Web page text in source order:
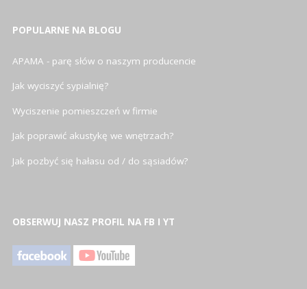
POPULARNE NA BLOGU
APAMA - parę słów o naszym producencie
Jak wyciszyć sypialnię?
Wyciszenie pomieszczeń w firmie
Jak poprawić akustykę we wnętrzach?
Jak pozbyć się hałasu od / do sąsiadów?
OBSERWUJ NASZ PROFIL NA FB I YT